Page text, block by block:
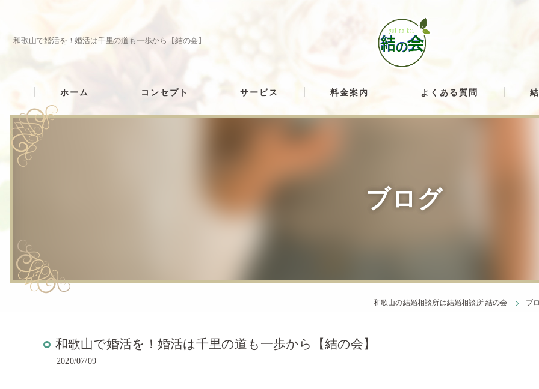
和歌山で婚活を！婚活は千里の道も一歩から【結の会】
ホーム コンセプト サービス 料金案内 よくある質問
ブログ
和歌山の結婚相談所は結婚相談所 結の会 ブ
和歌山で婚活を！婚活は千里の道も一歩から【結の会】
2020/07/09